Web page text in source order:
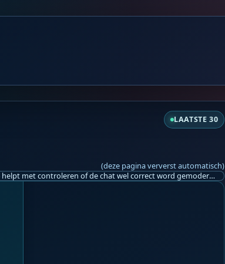
LAATSTE 30
(deze pagina ververst automatisch)
Ik ben op zoek naar een helpende hand, een menselijk oog, een admin die helpt met controleren of de chat wel correct word gemodereerd word door NoMoSpam. 98% gaat automatisch goed, toch ik dit nooit helemaal loslaten en moet er altijd een mens mee blijven opletten bij elke beslissing die gemaakt word. Waar bestaan de werkzaamheden uit? Mee kijken in admin log kanaal naar alle drugs/porno/scams die voorbij komen en in het geval van een randgevalletje, ingrijpen en b.v. een verwijderd maar wel toegestaan bericht terug plaatsen met een druk op de knop. tsja zo banaal en simpel is het gesteld.. Word je hier blij van? Nee. Strookt het je ego? Nee. Word je er beter van? Nee. Kost het veel tijd? Totaal niet, consistentie en regelmaat is belangrijker dan 'er even voor kunnen gaan zitten'.. het werk is in een paar seconden gepiept.. je checkt puur of AI de juiste beslissing heeft gemaakt.. …